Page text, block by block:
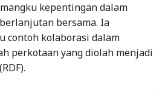
kepentingan dalam
bersama. Ia
contoh kolaborasi dalam
perkotaan yang diolah menjadi